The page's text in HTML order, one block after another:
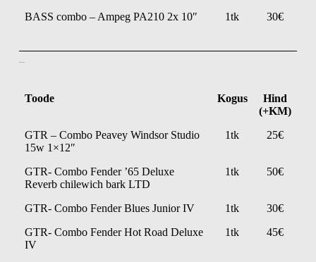
BASS combo – Ampeg PA210 2x 10″ 1tk 30€
Toode Kogus
Hind
(+KM)
GTR – Combo Peavey Windsor Studio
15w 1×12″
1tk 25€
GTR- Combo Fender ’65 Deluxe
Reverb chilewich bark LTD
1tk 50€
GTR- Combo Fender Blues Junior IV 1tk
30€
GTR- Combo Fender Hot Road Deluxe
IV
1tk 45€